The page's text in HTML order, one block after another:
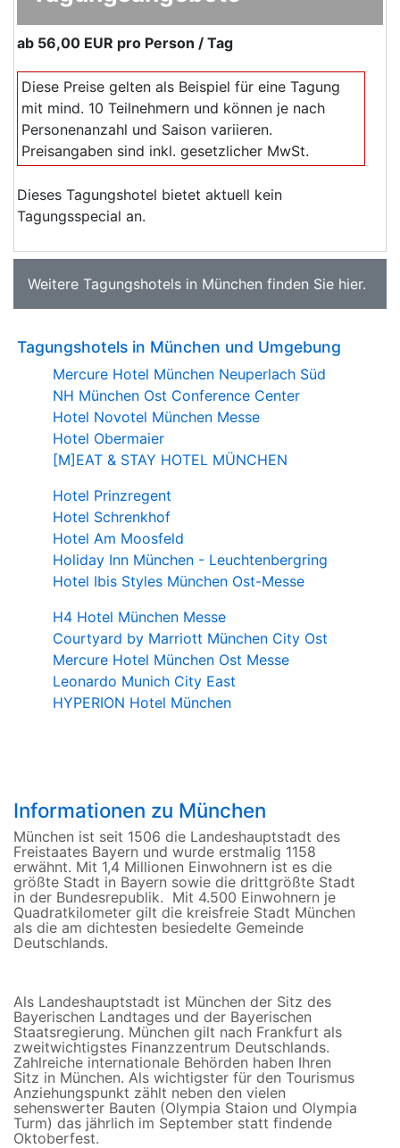
ab 56,00 EUR pro Person / Tag
Diese Preise gelten als Beispiel für eine Tagung
mit mind. 10 Teilnehmern und können je nach
Personenanzahl und Saison variieren.
Preisangaben sind inkl. gesetzlicher MwSt.
Dieses Tagungshotel bietet aktuell kein
Tagungsspecial an.
Weitere Tagungshotels in München finden Sie hier.
Tagungshotels in München und Umgebung
Mercure Hotel München Neuperlach Süd
NH München Ost Conference Center
Hotel Novotel München Messe
Hotel Obermaier
[M]EAT & STAY HOTEL MÜNCHEN
Hotel Prinzregent
Hotel Schrenkhof
Hotel Am Moosfeld
Holiday Inn München - Leuchtenbergring
Hotel Ibis Styles München Ost-Messe
H4 Hotel München Messe
Courtyard by Marriott München City Ost
Mercure Hotel München Ost Messe
Leonardo Munich City East
HYPERION Hotel München
Informationen zu München
München ist seit 1506 die Landeshauptstadt des
Freistaates Bayern und wurde erstmalig 1158
erwähnt. Mit 1,4 Millionen Einwohnern ist es die
größte Stadt in Bayern sowie die drittgrößte Stadt
in der Bundesrepublik. Mit 4.500 Einwohnern je
Quadratkilometer gilt die kreisfreie Stadt München
als die am dichtesten besiedelte Gemeinde
Deutschlands.
Als Landeshauptstadt ist München der Sitz des
Bayerischen Landtages und der Bayerischen
Staatsregierung. München gilt nach Frankfurt als
zweitwichtigstes Finanzzentrum Deutschlands.
Zahlreiche internationale Behörden haben Ihren
Sitz in München. Als wichtigster für den Tourismus
Anziehungspunkt zählt neben den vielen
sehenswerter Bauten (Olympia Staion und Olympia
Turm) das jährlich im September statt findende
Oktoberfest.